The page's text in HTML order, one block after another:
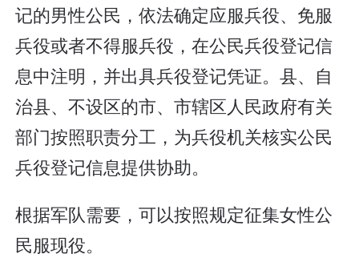
记的男性公民，依法确定应服兵役、免服
兵役或者不得服兵役，在公民兵役登记信
息中注明，并出具兵役登记凭证。县、自
治县、不设区的市、市辖区人民政府有关
部门按照职责分工，为兵役机关核实公民
兵役登记信息提供协助。
根据军队需要，可以按照规定征集女性公
民服现役。